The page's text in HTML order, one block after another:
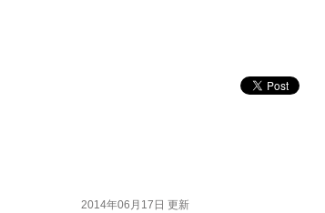
2014年06月17日 更新